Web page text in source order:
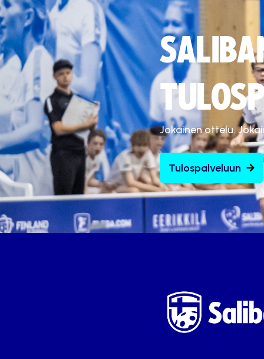
Jokainen ottelu.
Tulospalveluun